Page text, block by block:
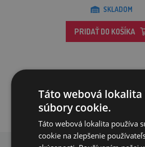
SKLADOM
PRIDAŤ DO KOŠÍKA
Táto webová lokalita
súbory cookie.
Táto webová lokalita používa
cookie na zlepšenie